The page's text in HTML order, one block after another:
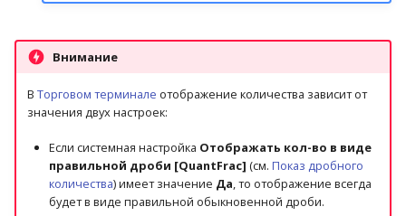
Внимание
В Торговом терминале отображение количества зависит от
значения двух настроек:
Если системная настройка Отображать кол-во в виде
правильной дроби [QuantFrac] (см. Показ дробного
количества) имеет значение Да, то отображение всегда
будет в виде правильной обыкновенной дроби.